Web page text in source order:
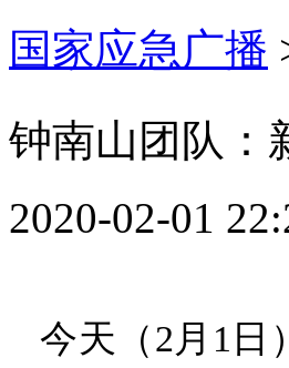
国家应急广播
钟南山团队：
2020-02-01
今天（2月1日